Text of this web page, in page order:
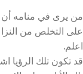
من يرى في منامه أن
على التخلص من
اعلم.
قد تكون تلك الرؤيا